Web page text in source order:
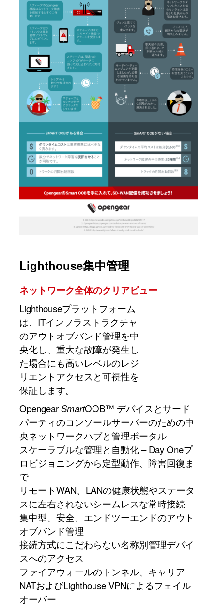
Lighthouse集中管理
ネットワーク全体のクリアビュー
Lighthouseプラットフォーム
は、ITインフラストラクチャ
のアウトオブバンド管理を中
央化し、重大な故障が発生し
た場合にも高いレベルのレジ
リエントアクセスと可視性を
保証します。
OpengearSmartOOB™ デバイスとサード
パーティのコンソールサーバーのための中
央ネットワークハブと管理ポータル
スケーラブルな管理と自動化 – Day Oneプ
ロビジョニングから定型動作、障害回復ま
で
リモートWAN、LANの健康状態やステータ
スに左右されないシームレスな常時接続
集中型、安全、エンドツーエンドのアウト
オブバンド管理
接続方式にこだわらない名称別管理デバイ
スへのアクセス
ファイアウォールのトンネル、キャリア
NATおよびLighthouse VPNによるフェイル
オーバー